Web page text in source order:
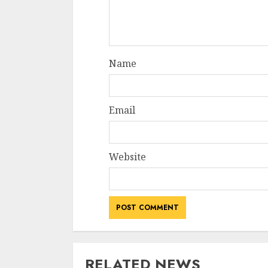
Name
Email
Website